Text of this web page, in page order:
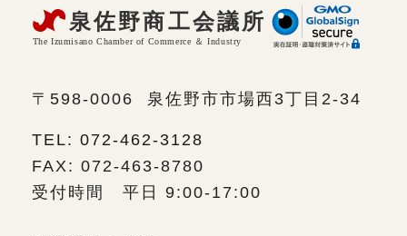
〒598-0006 泉佐野市市場西3丁目2-34
TEL: 072-462-3128
FAX: 072-463-8780
受付時間 平日 9:00-17:00